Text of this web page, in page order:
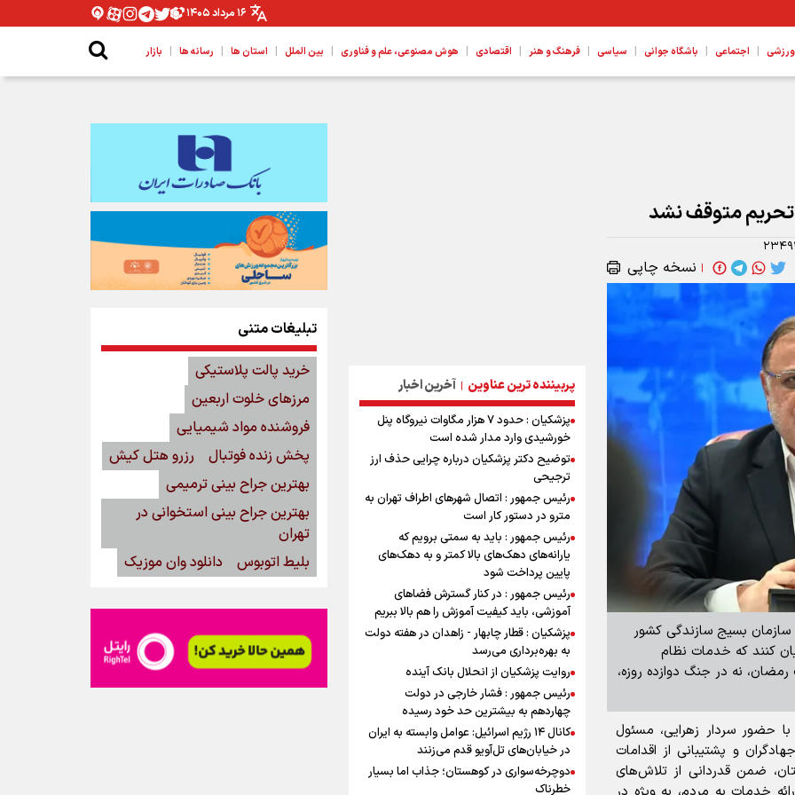
۱۶ مرداد ۱۴۰۵
ورزشی | اجتماعی | باشگاه جوانی | سیاسی | فرهنگ و هنر | اقتصادی | هوش مصنوعی، علم و فناوری | بین الملل | استان ها | رسانه ها | بازار
در جهت حمایت از مهارت‌ آموختگان
تحریم متوقف نشد
| نسخه چاپی
سازمان بسیج سازندگی کشور
کنند که خدمات نظام
نه در جنگ دوازده روزه،
با حضور سردار زهرایی، مسئول
و پشتیبانی از اقدامات
ضمن قدردانی از تلاش‌های
پربیننده ترین عناوین | آخرین اخبار
پزشکیان : حدود ۷ هزار مگاوات نیروگاه پنل
خورشیدی وارد مدار شده است
توضیح دکتر پزشکیان درباره چرایی حذف ارز
ترجیحی
رئیس جمهور : اتصال شهرهای اطراف تهران به
مترو در دستور کار است
رئیس جمهور : باید به سمتی برویم که
یارانه‌های دهک‌های بالا کمتر و به دهک‌های
پایین پرداخت شود
رئیس جمهور : در کنار گسترش فضاهای
آموزشی، باید کیفیت آموزش را هم بالا ببریم
پزشکیان : قطار چابهار - زاهدان در هفته دولت
به بهره‌برداری می‌رسد
روایت پزشکیان از انحلال بانک آینده
رئیس جمهور : فشار خارجی در دولت
چهاردهم به بیشترین حد خود رسیده
کانال ۱۴ رژیم اسرائیل: عوامل وابسته به ایران
در خیابان‌های تل‌آویو قدم می‌زنند
دوچرخه‌سواری در کوهستان؛ جذاب اما بسیار
خطرناک
تبلیغات متنی
خرید پالت پلاستیکی
مرزهای خلوت اربعین
فروشنده مواد شیمیایی
پخش زنده فوتبال
رزرو هتل کیش
بهترین جراح بینی ترمیمی
بهترین جراح بینی استخوانی در
تهران
بلیط اتوبوس
دانلود وان موزیک